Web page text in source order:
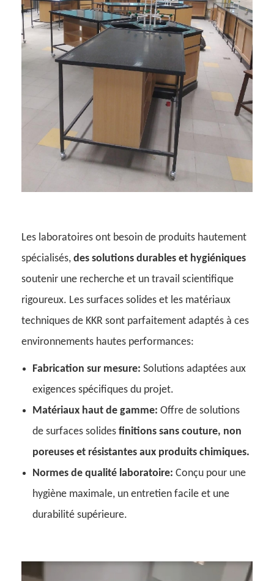
Les laboratoires ont besoin de produits hautement
spécialisés, des solutions durables et hygiéniques
soutenir une recherche et un travail scientifique
rigoureux. Les surfaces solides et les matériaux
techniques de KKR sont parfaitement adaptés à ces
environnements hautes performances:
Fabrication sur mesure: Solutions adaptées aux
exigences spécifiques du projet.
Matériaux haut de gamme: Offre de solutions
de surfaces solides finitions sans couture, non
poreuses et résistantes aux produits chimiques.
Normes de qualité laboratoire: Conçu pour une
hygiène maximale, un entretien facile et une
durabilité supérieure.